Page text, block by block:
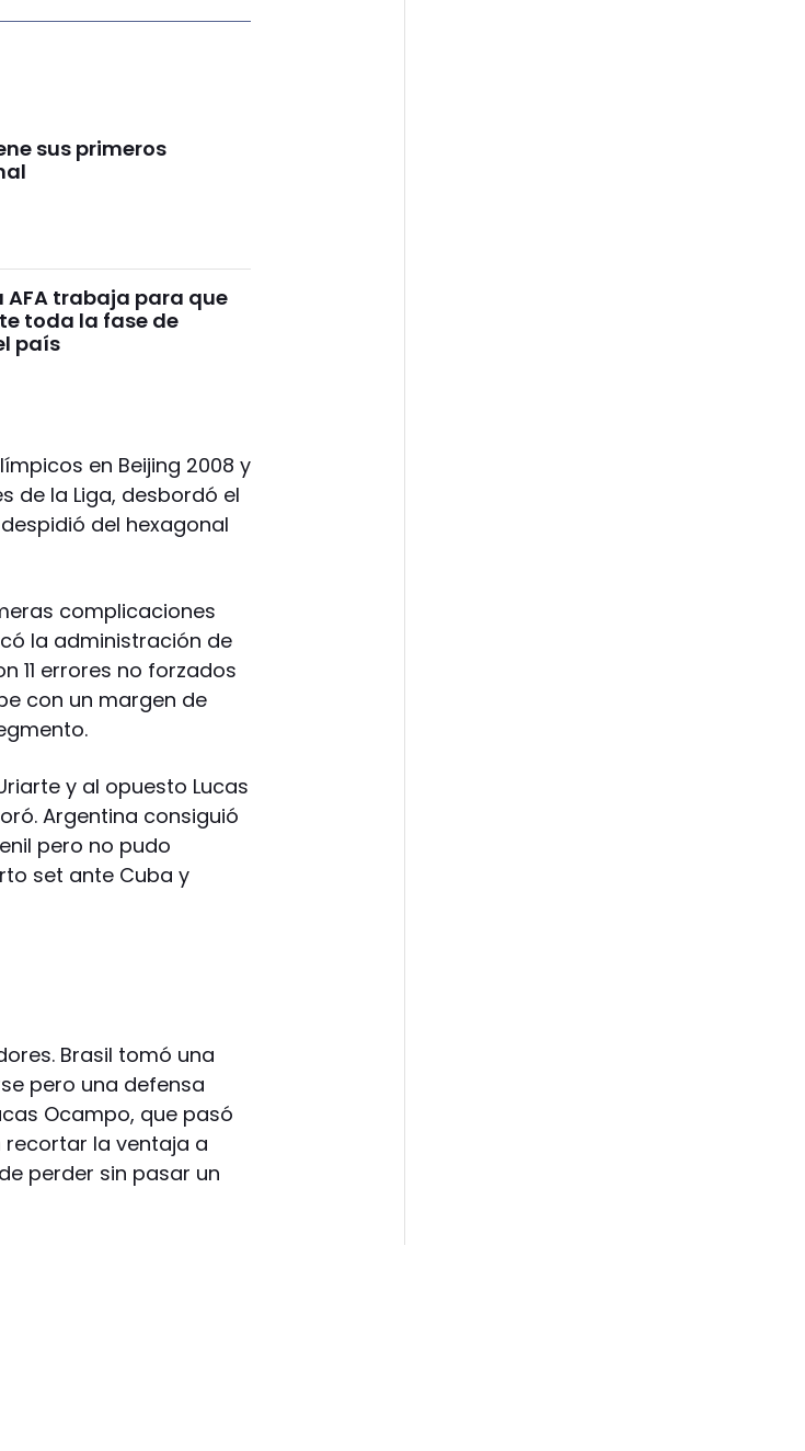
sus primeros
trabaja para que
toda la fase de
país
en Beijing 2008 y
de la Liga, desbordó el
del hexagonal
complicaciones
la administración de
11 errores no forzados
con un margen de
y al opuesto Lucas
Argentina consiguió
pero no pudo
set ante Cuba y
Brasil tomó una
pero una defensa
Ocampo, que pasó
la ventaja a
perder sin pasar un